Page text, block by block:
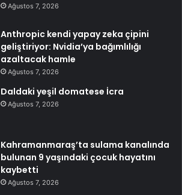
Ağustos 7, 2026
Anthropic kendi yapay zeka çipini
geliştiriyor: Nvidia’ya bağımlılığı
azaltacak hamle
Ağustos 7, 2026
Daldaki yeşil domatese İcra
Ağustos 7, 2026
Kahramanmaraş’ta sulama kanalında
bulunan 9 yaşındaki çocuk hayatını
kaybetti
Ağustos 7, 2026